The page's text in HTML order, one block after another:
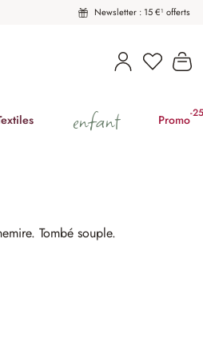
Newsletter : 15 €¹ offerts
Vous
enfant Promo-
Tombé souple.